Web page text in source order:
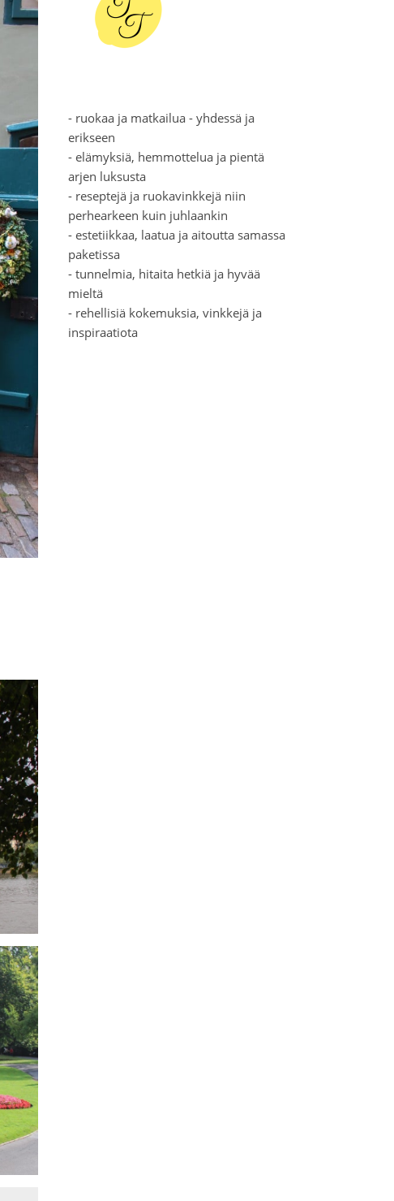
- ruokaa ja matkailua - yhdessä ja
erikseen
- elämyksiä, hemmottelua ja pientä
arjen luksusta
- reseptejä ja ruokavinkkejä niin
perhearkeen kuin juhlaankin
- estetiikkaa, laatua ja aitoutta samassa
paketissa
- tunnelmia, hitaita hetkiä ja hyvää
mieltä
- rehellisiä kokemuksia, vinkkejä ja
inspiraatiota